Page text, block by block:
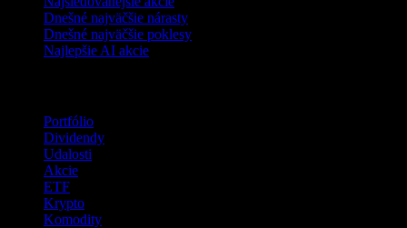
Dnešné najväčšie nárasty
Dnešné najväčšie poklesy
Najlepšie AI akcie
Portfólio
Dividendy
Udalosti
Akcie
ETF
Krypto
Komodity